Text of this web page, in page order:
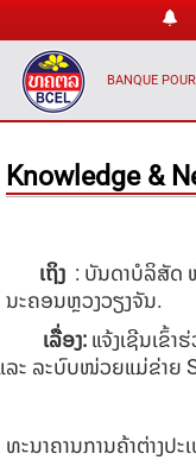
BANQUE
Knowledge &
ເຖິງ : ບັນດາບໍລິສັດ
ນະຄອນຫຼວງວຽງຈັນ.
ລື່ອງ:ແຈ້ງເຊີນເຂົ້າ
ລະ ລະບົບໜ່ວຍແມ່ຂ່າຍ
ທະນາຄານການຄ້າຕ່າງປ